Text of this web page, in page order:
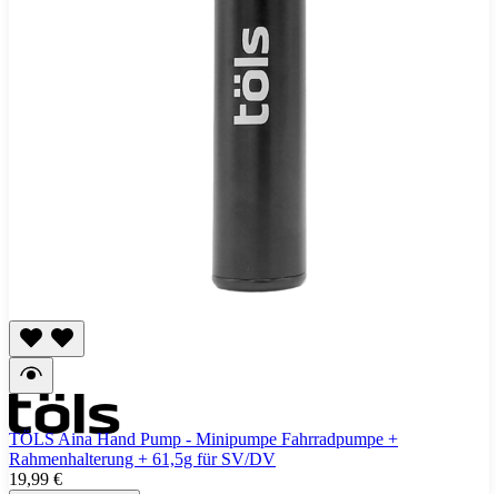
TÖLS Aina Hand Pump - Minipumpe Fahrradpumpe +
Rahmenhalterung + 61,5g für SV/DV
19,99 €